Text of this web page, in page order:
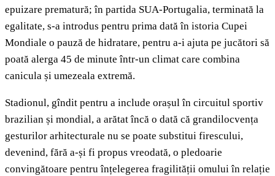
epuizare prematură; în partida SUA-Portugalia, terminată la
egalitate, s-a introdus pentru prima dată în istoria Cupei
Mondiale o pauză de hidratare, pentru a-i ajuta pe jucători să
poată alerga 45 de minute într-un climat care combina
canicula și umezeala extremă.
Stadionul, gîndit pentru a include orașul în circuitul sportiv
brazilian și mondial, a arătat încă o dată că grandilocvența
gesturilor arhitecturale nu se poate substitui firescului,
devenind, fără a-și fi propus vreodată, o pledoarie
convingătoare pentru înțelegerea fragilității omului în relație